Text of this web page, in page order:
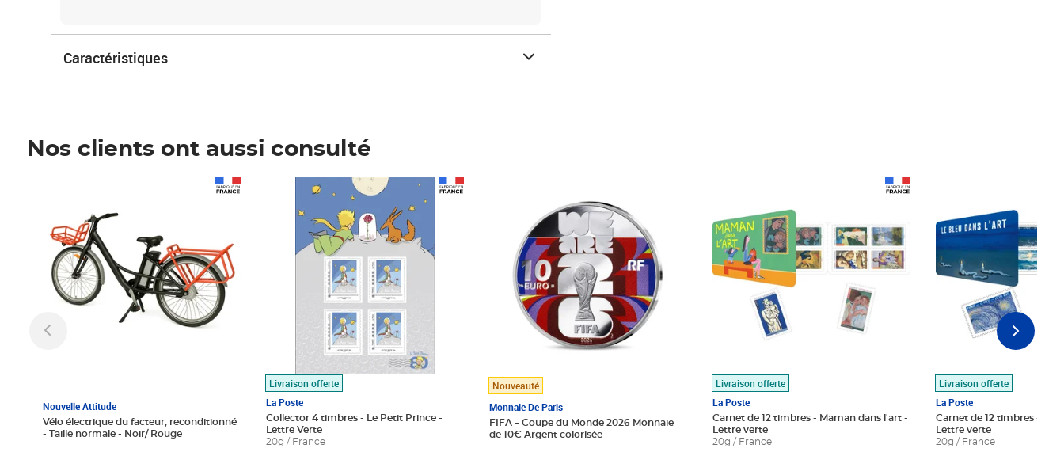
Caractéristiques
Nos clients ont aussi consulté
Nouvelle Attitude
Vélo électrique du facteur, reconditionné
- Taille normale - Noir/ Rouge
Livraison offerte
La Poste
Collector 4 timbres - Le Petit Prince -
Lettre Verte
20g / France
Prix 7,50€
Nouveauté
Monnaie De Paris
FIFA – Coupe du Monde 2026 Monnaie
de 10€ Argent colorisée
Livraison offerte
La Poste
Carnet de 12 timbres - Maman dans l'art -
Lettre verte
20g / France
Livraison offerte
La Poste
Carnet de 12 timbres - Le
Lettre verte
20g / France